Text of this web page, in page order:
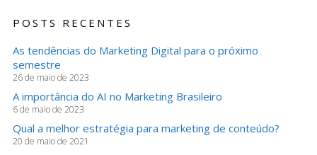
POSTS RECENTES
As tendências do Marketing Digital para o próximo
semestre
26 de maio de 2023
A importância do AI no Marketing Brasileiro
6 de maio de 2023
Qual a melhor estratégia para marketing de conteúdo?
20 de maio de 2021